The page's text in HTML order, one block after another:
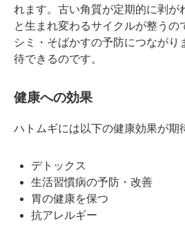
れます。古い角質が定期的に剥が
と生まれ変わるサイクルが整うの
シミ・そばかすの予防につながり
待できるのです。
健康への効果
ハトムギには以下の健康効果が期
デトックス
生活習慣病の予防・改善
胃の健康を保つ
抗アレルギー